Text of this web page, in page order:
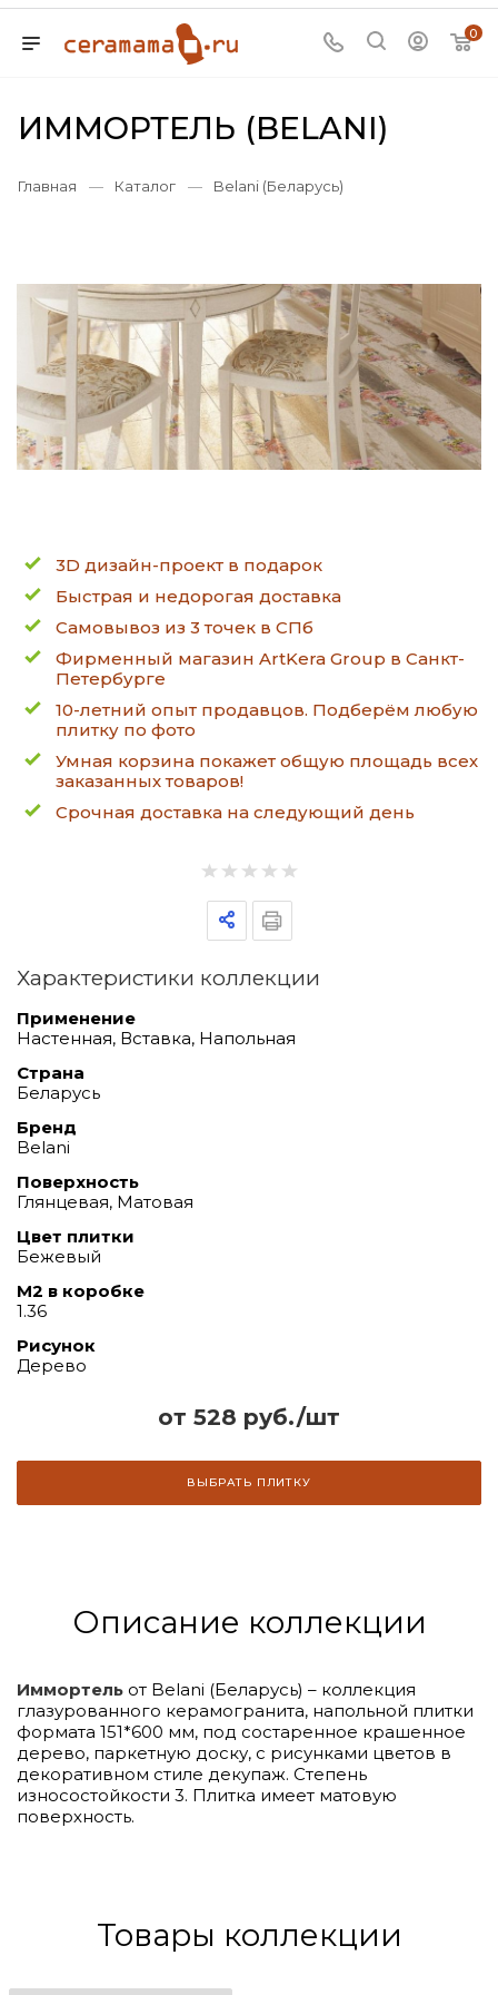
0
ИММОРТЕЛЬ (BELANI)
Главная — Каталог — Belani (Беларусь)
3D дизайн-проект в подарок
Быстрая и недорогая доставка
Самовывоз из 3 точек в СПб
Фирменный магазин ArtKera Group в Санкт-
Петербурге
10-летний опыт продавцов. Подберём любую
плитку по фото
Умная корзина покажет общую площадь всех
заказанных товаров!
Срочная доставка на следующий день
от 528 руб./шт
ВЫБРАТЬ ПЛИТКУ
Характеристики коллекции
Применение
Настенная, Вставка, Напольная
Страна
Беларусь
Бренд
Belani
Поверхность
Глянцевая, Матовая
Цвет плитки
Бежевый
М2 в коробке
1.36
Рисунок
Дерево
Описание коллекции
Иммортель от Belani (Беларусь) – коллекция
глазурованного керамогранита, напольной плитки
формата 151*600 мм, под состаренное крашенное
дерево, паркетную доску, с рисунками цветов в
декоративном стиле декупаж. Степень
износостойкости 3. Плитка имеет матовую
поверхность.
Товары коллекции